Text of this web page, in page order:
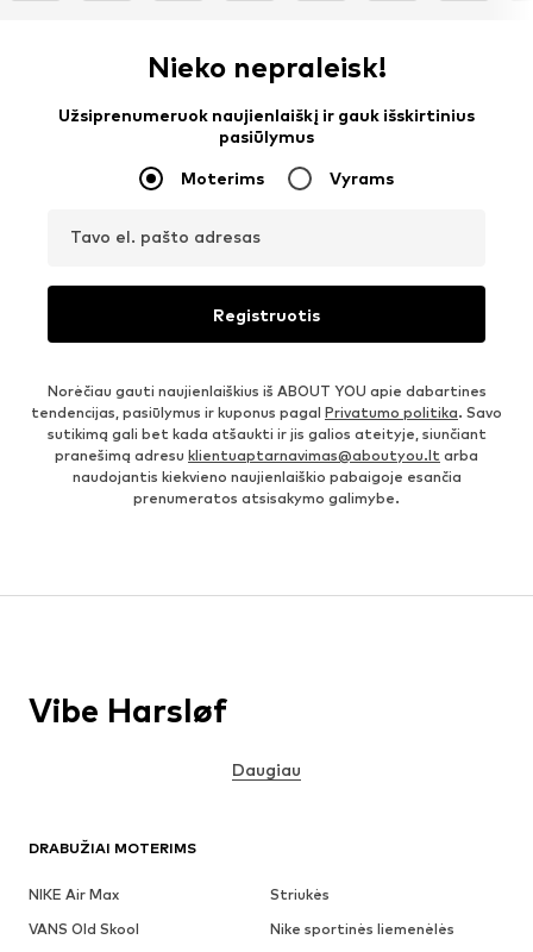
Nieko nepraleisk!
Užsiprenumeruok naujienlaiškį ir gauk išskirtinius
pasiūlymus
Moterims Vyrams
Tavo el. pašto adresas
Registruotis
Norėčiau gauti naujienlaiškius iš ABOUT YOU apie dabartines
tendencijas, pasiūlymus ir kuponus pagal Privatumo politika. Savo
sutikimą gali bet kada atšaukti ir jis galios ateityje, siunčiant
pranešimą adresu klientuaptarnavimas@aboutyou.lt arba
naudojantis kiekvieno naujienlaiškio pabaigoje esančia
prenumeratos atsisakymo galimybe.
DRABUŽIAI MOTERIMS
NIKE Air Max
Striukės
VANS Old Skool
Nike sportinės liemenėlės
Vibe Harsløf
Daugiau